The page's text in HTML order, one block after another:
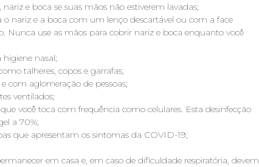
e boca se suas mãos não estiverem lavadas;
o nariz e a boca com um lenço descartável ou com a face
Nunca use as mãos para cobrir nariz e boca enquanto você
higiene nasal;
talheres, copos e garrafas;
com aglomeração de pessoas;
ventilados;
você toca com frequência como celulares. Esta desinfecção
a 70%;
que apresentam os sintomas da COVID-19;
em casa e, em caso de dificuldade respiratória, devem